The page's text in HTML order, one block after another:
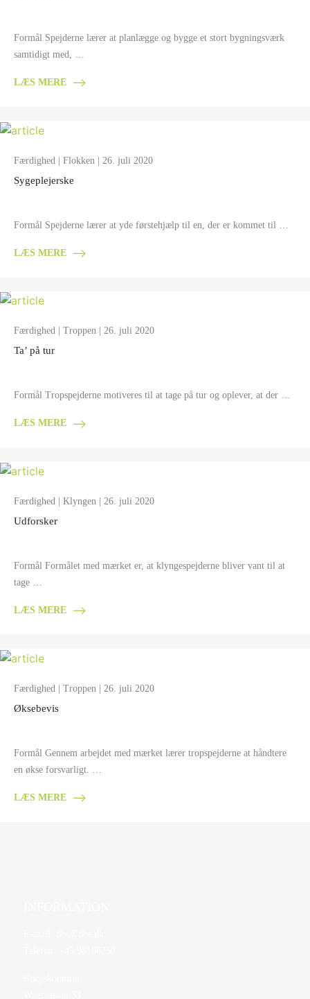
Formål Spejderne lærer at planlægge og bygge et stort bygningsværk
samtidigt med, …
LÆS MERE
Færdighed | Flokken | 26. juli 2020
Sygeplejerske
Formål Spejderne lærer at yde førstehjælp til en, der er kommet til …
LÆS MERE
Færdighed Troppen | 26. juli 2020
Ta’ på tur
Formål Tropspejderne motiveres til at tage på tur og oplever, at der …
LÆS MERE
Færdighed Klyngen | 26. juli 2020
Udforsker
Formål Formålet med mærket er, at klyngespejderne bliver vant til at
tage …
LÆS MERE
Færdighed | Troppen | 26. juli 2020
Øksebevis
Formål Gennem arbejdet med mærket lærer tropspejderne at håndtere
en økse forsvarligt. …
LÆS MERE